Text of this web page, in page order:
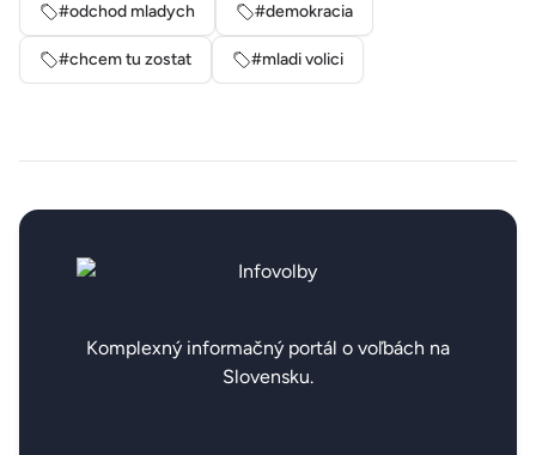
#odchod mladych #demokracia
#chcem tu zostat #mladi volici
Komplexný informačný portál o voľbách na
Slovensku.